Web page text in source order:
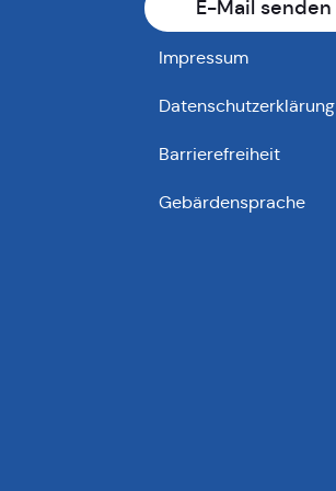
E-Mail senden
Impressum
Datenschutzerklärung
Barrierefreiheit
Gebärdensprache